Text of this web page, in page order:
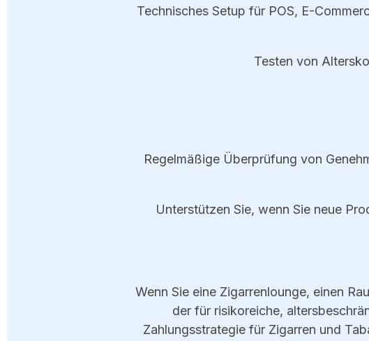
Technisches Setup für POS, E-
Testen von
Regelmäßige Überprüfung von
Unterstützen Sie, wenn Sie neue
Wenn Sie eine Zigarrenlounge, einen
der für risikoreiche,
Zahlungsstrategie für Zigarren und